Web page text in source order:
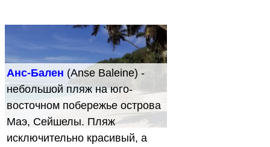
Анс-Бален (Anse Baleine) -
небольшой пляж на юго-
восточном побережье острова
Маэ, Сейшелы. Пляж
исключительно красивый, а